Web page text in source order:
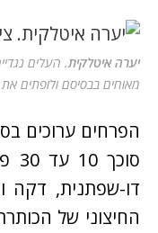
יערה איטלקית
מאוחים בבסיסם ולופתים
הפרחים ערוכים
החיצוני של